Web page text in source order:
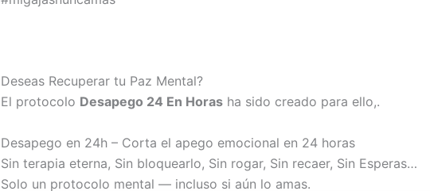
Deseas Recuperar tu Paz Mental?
El protocolo Desapego 24 En Horas ha sido creado para ello,.
Desapego en 24h – Corta el apego emocional en 24 horas
Sin terapia eterna, Sin bloquearlo, Sin rogar, Sin recaer, Sin Esperas…
Solo un protocolo mental — incluso si aún lo amas.